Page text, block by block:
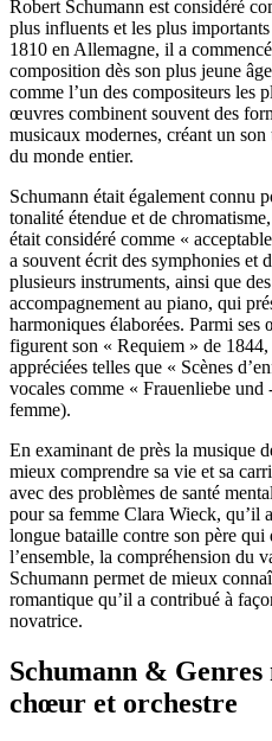
Robert Schumann est considéré
plus influents et les plus
1810 en Allemagne, il a
composition dès son plus jeune
comme l’un des compositeurs les
œuvres combinent souvent des
musicaux modernes, créant un
du monde entier.
Schumann était également connu
tonalité étendue et de
était considéré comme «
a souvent écrit des symphonies et
plusieurs instruments, ainsi que
accompagnement au piano, qui
harmoniques élaborées. Parmi
figurent son « Requiem » de
appréciées telles que « Scènes
vocales comme « Frauenliebe und
femme).
En examinant de près la musique
mieux comprendre sa vie et sa
avec des problèmes de santé
pour sa femme Clara Wieck, qu’il
longue bataille contre son père
l’ensemble, la compréhension du
Schumann permet de mieux
romantique qu’il a contribué à
novatrice.
Schumann &
chœur et orchestre